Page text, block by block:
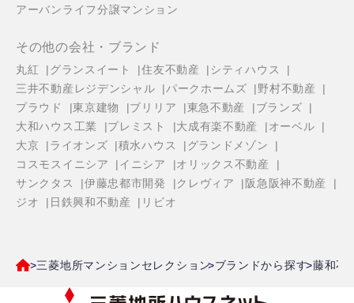
アーバンライフ分譲マンション
その他の会社・ブランド
丸紅 グランスイート 住友不動産
シティハウス
三井不動産レジデンシャル
パークホームズ
野村不動産
プラウド
東京建物 ブリリア 東急不動産
ブランズ
大和ハウス工業
プレミスト 大成有楽不動産
オーベル
大京
ライオンズ 積水ハウス
グランドメゾン
コスモスイニシア
イニシア
オリックス不動産
サンクタス
伊藤忠都市開発 クレヴィア
阪急阪神不動産
ジオ
日鉄興和不動産 リビオ
三菱地所マンションセレクション ブランドから探す 藤和不